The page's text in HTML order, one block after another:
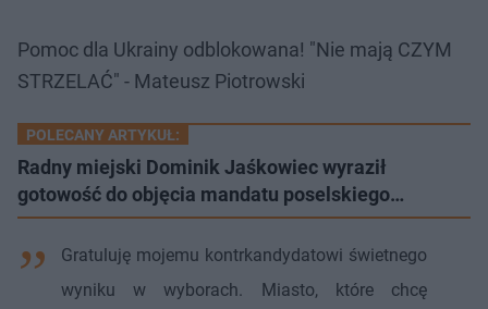
Pomoc dla Ukrainy odblokowana! "Nie mają CZYM
STRZELAĆ" - Mateusz Piotrowski
POLECANY ARTYKUŁ:
Radny miejski Dominik Jaśkowiec wyraził
gotowość do objęcia mandatu poselskiego…
Gratuluję mojemu kontrkandydatowi świetnego
wyniku w wyborach. Miasto, które chcę